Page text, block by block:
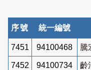
序號 統一編號
7451 94100468 騰
7452 94100734 齡